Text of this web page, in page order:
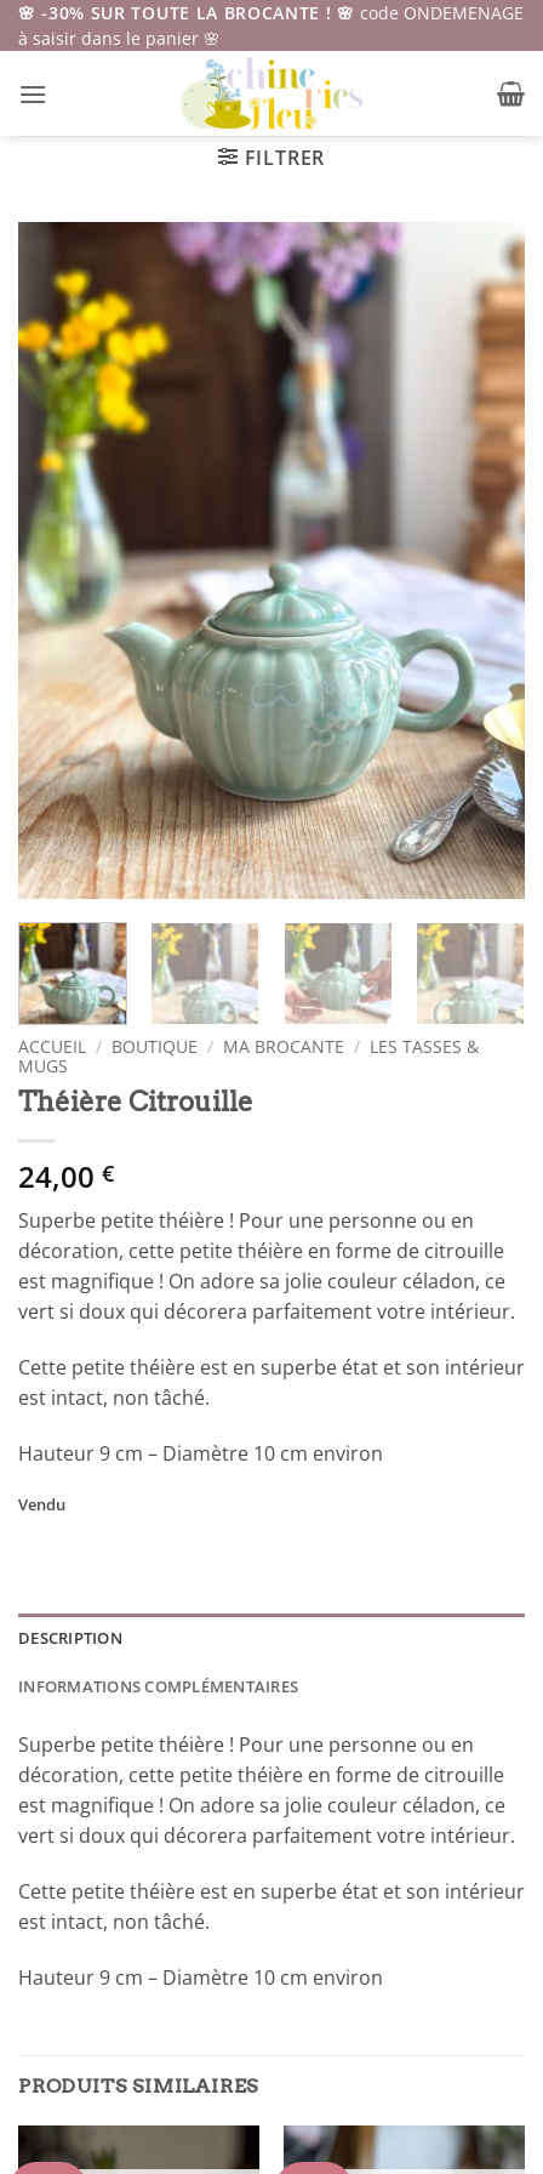
Passer
au
🌸 -30% SUR TOUTE LA BROCANTE ! 🌸 code ONDEMENAGE
à saisir dans le panier 🌸
FILTRER
ACCUEIL / BOUTIQUE / MA BROCANTE / LES TASSES &
MUGS
Théière Citrouille
24,00 €
Superbe petite théière ! Pour une personne ou en
décoration, cette petite théière en forme de citrouille
est magnifique ! On adore sa jolie couleur céladon, ce
vert si doux qui décorera parfaitement votre intérieur.
Cette petite théière est en superbe état et son intérieur
est intact, non tâché.
Hauteur 9 cm – Diamètre 10 cm environ
Vendu
DESCRIPTION
INFORMATIONS COMPLÉMENTAIRES
Superbe petite théière ! Pour une personne ou en
décoration, cette petite théière en forme de citrouille
est magnifique ! On adore sa jolie couleur céladon, ce
vert si doux qui décorera parfaitement votre intérieur.
Cette petite théière est en superbe état et son intérieur
est intact, non tâché.
Hauteur 9 cm – Diamètre 10 cm environ
PRODUITS SIMILAIRES